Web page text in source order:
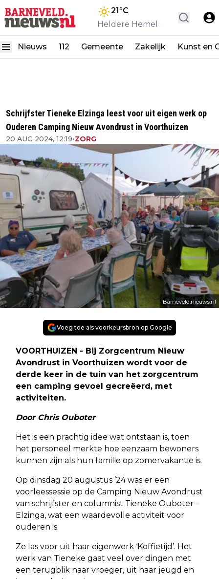
21°C
Heldere Hemel
Nieuws 112 Gemeente Zakelijk Kunst en
Schrijfster Tieneke Elzinga leest voor uit eigen werk op
Ouderen Camping Nieuw Avondrust in Voorthuizen
20 AUG 2024, 12:19•ZORG
Barneveld.nieuws.nl
Voeg toe als voorkeursbron op Google
VOORTHUIZEN - Bij Zorgcentrum Nieuw
Avondrust in Voorthuizen wordt voor de
derde keer in de tuin van het zorgcentrum
een camping gevoel gecreëerd, met
activiteiten.
Door Chris Ouboter
Het is een prachtig idee wat ontstaan is, toen
het personeel merkte hoe eenzaam bewoners
kunnen zijn als hun familie op zomervakantie is.
Op dinsdag 20 augustus ’24 was er een
voorleessessie op de Camping Nieuw Avondrust
van schrijfster en columnist Tieneke Ouboter –
Elzinga, wat een waardevolle activiteit voor
ouderen is.
Ze las voor uit haar eigenwerk ‘Koffietijd’. Het
werk van Tieneke gaat veel over dingen met
een terugblik naar vroeger, uit haar jeugd en